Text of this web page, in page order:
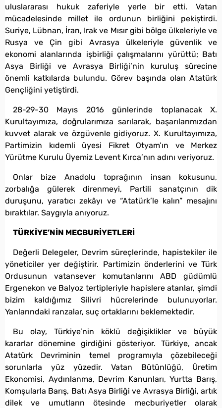
uluslararası hukuk zaferiyle yerle bir etti. Vatan
mücadelesinde millet ile ordunun birliğini pekiştirdi.
Suriye, Lübnan, İran, Irak ve Mısır gibi bölge ülkeleriyle ve
Rusya ve Çin gibi Avrasya ülkeleriyle güvenlik ve
ekonomi alanlarında işbirliği çalışmalarını yürüttü; Batı
Asya Birliği ve Avrasya Birliği’nin kuruluş sürecine
önemli katkılarda bulundu. Görev başında olan Atatürk
Gençliğini yetiştirdi.
28-29-30 Mayıs 2016 günlerinde toplanacak X.
Kurultayımıza, doğrularımıza sarılarak, başarılarımızdan
kuvvet alarak ve özgüvenle gidiyoruz. X. Kurultayımıza,
Partimizin kıdemli üyesi Fikret Otyam’ın ve Merkez
Yürütme Kurulu Üyemiz Levent Kırca’nın adını veriyoruz.
Onlar bize Anadolu toprağının insan kokusunu,
zorbalığa gülerek direnmeyi, Partili sanatçının dik
duruşunu, yaratıcı zekâyı ve “Atatürk’le kalın” mesajını
bıraktılar. Saygıyla anıyoruz.
TÜRKİYE’NİN MECBURİYETLERİ
Değerli Delegeler, Devrim süreçlerinde, hapistekiler ile
yöneticiler yer değiştirir. Partimizin önderlerini ve Türk
Ordusunun vatansever komutanlarını ABD güdümlü
Ergenekon ve Balyoz tertipleriyle hapislere atanlar, şimdi
bizim kaldığımız Silivri hücrelerinde bulunuyorlar.
Yanlarındaki ranzalar, suç ortaklarını beklemektedir.
Bu olay, Türkiye’nin köklü değişiklikler ve büyük
kararlar dönemine girdiğini gösteriyor. Türkiye, ancak
Atatürk Devriminin temel programıyla çözebileceği
sorunlarla yüz yüzedir. Vatan Bütünlüğü, Üretim
Ekonomisi, Aydınlanma, Devrim Kanunları, Yurtta Barış,
Komşularla Barış, Batı Asya Birliği ve Avrasya Birliği, artık
dilek ve umutların ötesinde mecburiyetler olarak